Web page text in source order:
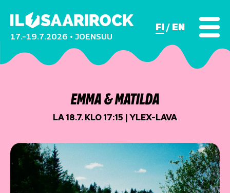
17.–19.7.2026 • JOENSUU
FI EN
EMMA & MATILDA
LA 18.7. KLO 17:15 | YLEX-LAVA